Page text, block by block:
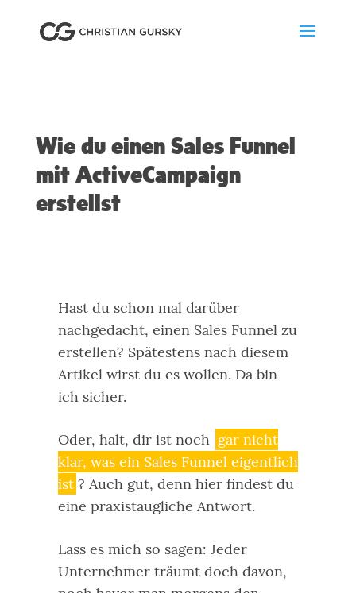
Wie du einen Sales Funnel
mit ActiveCampaign
erstellst
Hast du schon mal darüber
nachgedacht, einen Sales Funnel zu
erstellen? Spätestens nach diesem
Artikel wirst du es wollen. Da bin
ich sicher.
Oder, halt, dir ist noch gar nicht
klar, was ein Sales Funnel eigentlich
ist ? Auch gut, denn hier findest du
eine praxistaugliche Antwort.
Lass es mich so sagen: Jeder
Unternehmer träumt doch davon,